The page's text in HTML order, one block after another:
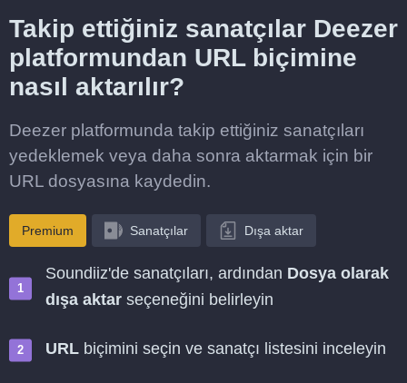
Takip ettiğiniz sanatçılar Deezer
platformundan URL biçimine
nasıl aktarılır?
Deezer platformunda takip ettiğiniz sanatçıları
yedeklemek veya daha sonra aktarmak için bir
URL dosyasına kaydedin.
Premium Sanatçılar Dışa aktar
Soundiiz'de sanatçıları, ardından Dosya olarak
dışa aktar seçeneğini belirleyin
URL biçimini seçin ve sanatçı listesini inceleyin